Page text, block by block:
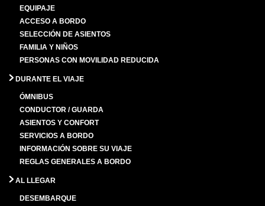
EQUIPAJE
ACCESO A BORDO
SELECCIÓN DE ASIENTOS
FAMILIA Y NIÑOS
PERSONAS CON MOVILIDAD REDUCIDA
DURANTE EL VIAJE
ÓMNIBUS
CONDUCTOR / GUARDA
ASIENTOS Y CONFORT
SERVICIOS A BORDO
INFORMACIÓN SOBRE SU VIAJE
REGLAS GENERALES A BORDO
AL LLEGAR
DESEMBARQUE